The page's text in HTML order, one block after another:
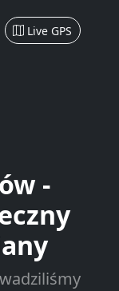
Live GPS
-